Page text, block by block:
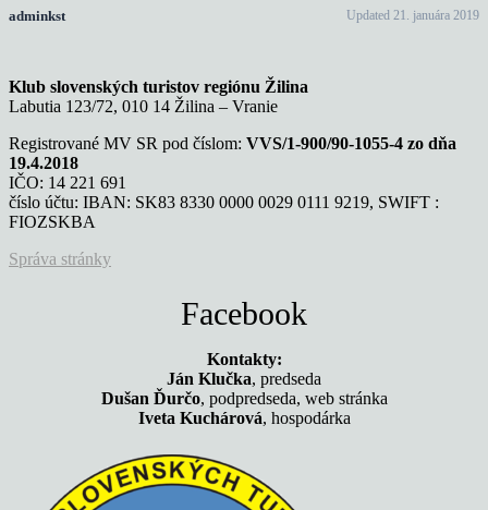
adminkst Updated 21. januára 2019
Klub slovenských turistov regiónu Žilina
Labutia 123/72, 010 14 Žilina – Vranie
Registrované MV SR pod číslom: VVS/1-900/90-1055-4 zo dňa
19.4.2018
IČO: 14 221 691
číslo účtu: IBAN: SK83 8330 0000 0029 0111 9219, SWIFT :
FIOZSKBA
Správa stránky
Facebook
Kontakty:
Ján Klučka, predseda
Dušan Ďurčo, podpredseda, web stránka
Iveta Kuchárová, hospodárka